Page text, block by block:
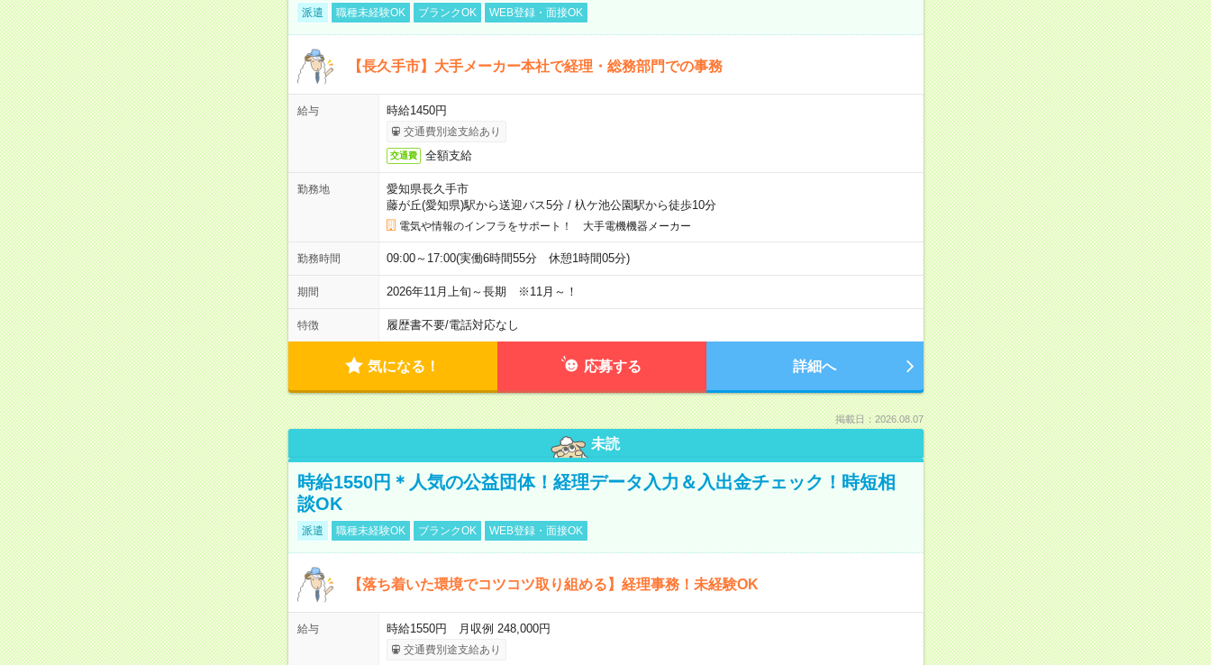
派遣 職種未経験OK ブランクOK WEB登録・面接OK
【長久手市】大手メーカー本社で経理・総務部門での事務
給与 時給1450円
交通費別途支給あり
交通費 全額支給
勤務地
愛知県長久手市
藤が丘(愛知県)駅から送迎バス5分/ 杁ケ池公園駅から徒歩10分
電気や情報のインフラをサポート！ 大手電機機器メーカー
勤務時間 09:00～17:00(実働6時間55分 休憩1時間05分)
期間 2026年11月上旬～長期 ※11月～！
特徴 履歴書不要/電話対応なし
気になる！ 応募する 詳細へ
掲載日：2026.08.07
未読
時給1550円＊人気の公益団体！経理データ入力＆入出金チェック！時短相
談OK
派遣 職種未経験OK ブランクOK WEB登録・面接OK
【落ち着いた環境でコツコツ取り組める】経理事務！未経験OK
給与 時給1550円 月収例 248,000円
交通費別途支給あり